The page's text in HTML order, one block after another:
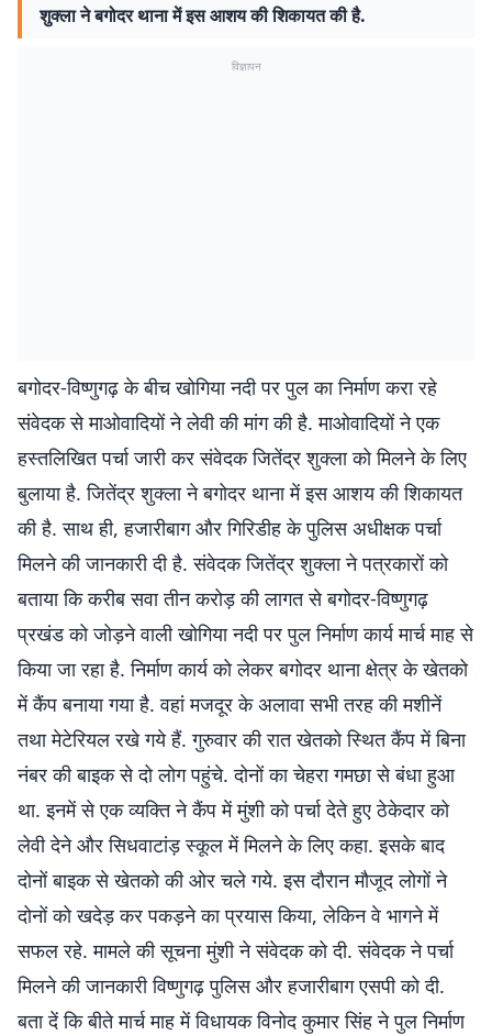
शुक्ला ने बगोदर थाना में इस आशय की शिकायत की है.
विज्ञापन
बगोदर-विष्णुगढ़ के बीच खोगिया नदी पर पुल का निर्माण करा रहे
संवेदक से माओवादियों ने लेवी की मांग की है. माओवादियों ने एक
हस्तलिखित पर्चा जारी कर संवेदक जितेंद्र शुक्ला को मिलने के लिए
बुलाया है. जितेंद्र शुक्ला ने बगोदर थाना में इस आशय की शिकायत
की है. साथ ही, हजारीबाग और गिरिडीह के पुलिस अधीक्षक पर्चा
मिलने की जानकारी दी है. संवेदक जितेंद्र शुक्ला ने पत्रकारों को
बताया कि करीब सवा तीन करोड़ की लागत से बगोदर-विष्णुगढ़
प्रखंड को जोड़ने वाली खोगिया नदी पर पुल निर्माण कार्य मार्च माह से
किया जा रहा है. निर्माण कार्य को लेकर बगोदर थाना क्षेत्र के खेतको
में कैंप बनाया गया है. वहां मजदूर के अलावा सभी तरह की मशीनें
तथा मेटेरियल रखे गये हैं. गुरुवार की रात खेतको स्थित कैंप में बिना
नंबर की बाइक से दो लोग पहुंचे. दोनों का चेहरा गमछा से बंधा हुआ
था. इनमें से एक व्यक्ति ने कैंप में मुंशी को पर्चा देते हुए ठेकेदार को
लेवी देने और सिधवाटांड़ स्कूल में मिलने के लिए कहा. इसके बाद
दोनों बाइक से खेतको की ओर चले गये. इस दौरान मौजूद लोगों ने
दोनों को खदेड़ कर पकड़ने का प्रयास किया, लेकिन वे भागने में
सफल रहे. मामले की सूचना मुंशी ने संवेदक को दी. संवेदक ने पर्चा
मिलने की जानकारी विष्णुगढ़ पुलिस और हजारीबाग एसपी को दी.
बता दें कि बीते मार्च माह में विधायक विनोद कुमार सिंह ने पुल निर्माण